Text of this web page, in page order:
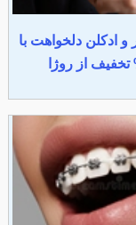
ادکلن دلخواهت با